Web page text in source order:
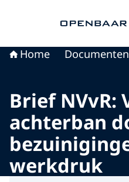
Home Documenten
Brief NVvR:
achterban
werkdruk